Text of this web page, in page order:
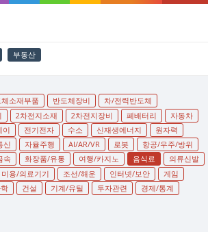
부동산
소재부품 반도체장비
차/전력반도체
2차전지소재 2차전지장비 폐배터리
자동차
이 전기전자 수소 신재생에너지
원자력
신 자율주행 AI/AR/VR 로봇
항공/우주/방위
속 화장품/유통 여행/카지노 음식료
의류신발
미용/의료기기 조선/해운 인터넷/보안
게임
건설 기계/유틸 투자관련
경제/통계